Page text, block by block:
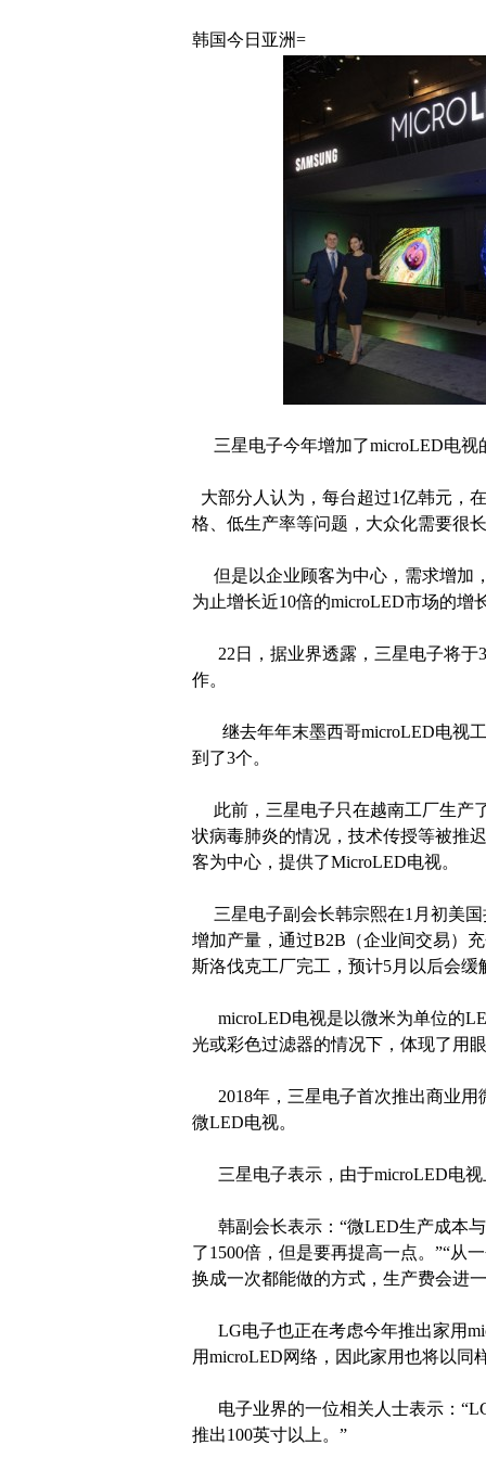
韩国今日亚洲=
三星电子今年增加了microLED电视
大部分人认为，每台超过1亿韩元，
格、低生产率等问题，大众化需要很
但是以企业顾客为中心，需求增加
为止增长近10倍的microLED市场的
22日，据业界透露，三星电子将于
作。
继去年年末墨西哥microLED电视工
到了3个。
此前，三星电子只在越南工厂生产
状病毒肺炎的情况，技术传授等被推
客为中心，提供了MicroLED电视。
三星电子副会长韩宗熙在1月初美国
增加产量，通过B2B（企业间交易）
斯洛伐克工厂完工，预计5月以后会缓
microLED电视是以微米为单位的
光或彩色过滤器的情况下，体现了用
2018年，三星电子首次推出商业用
微LED电视。
三星电子表示，由于microLED电视
韩副会长表示：“微LED生产成本
了1500倍，但是要再提高一点。”“从
换成一次都能做的方式，生产费会进
LG电子也正在考虑今年推出家用
用microLED网络，因此家用也将以同
电子业界的一位相关人士表示：
推出100英寸以上。”